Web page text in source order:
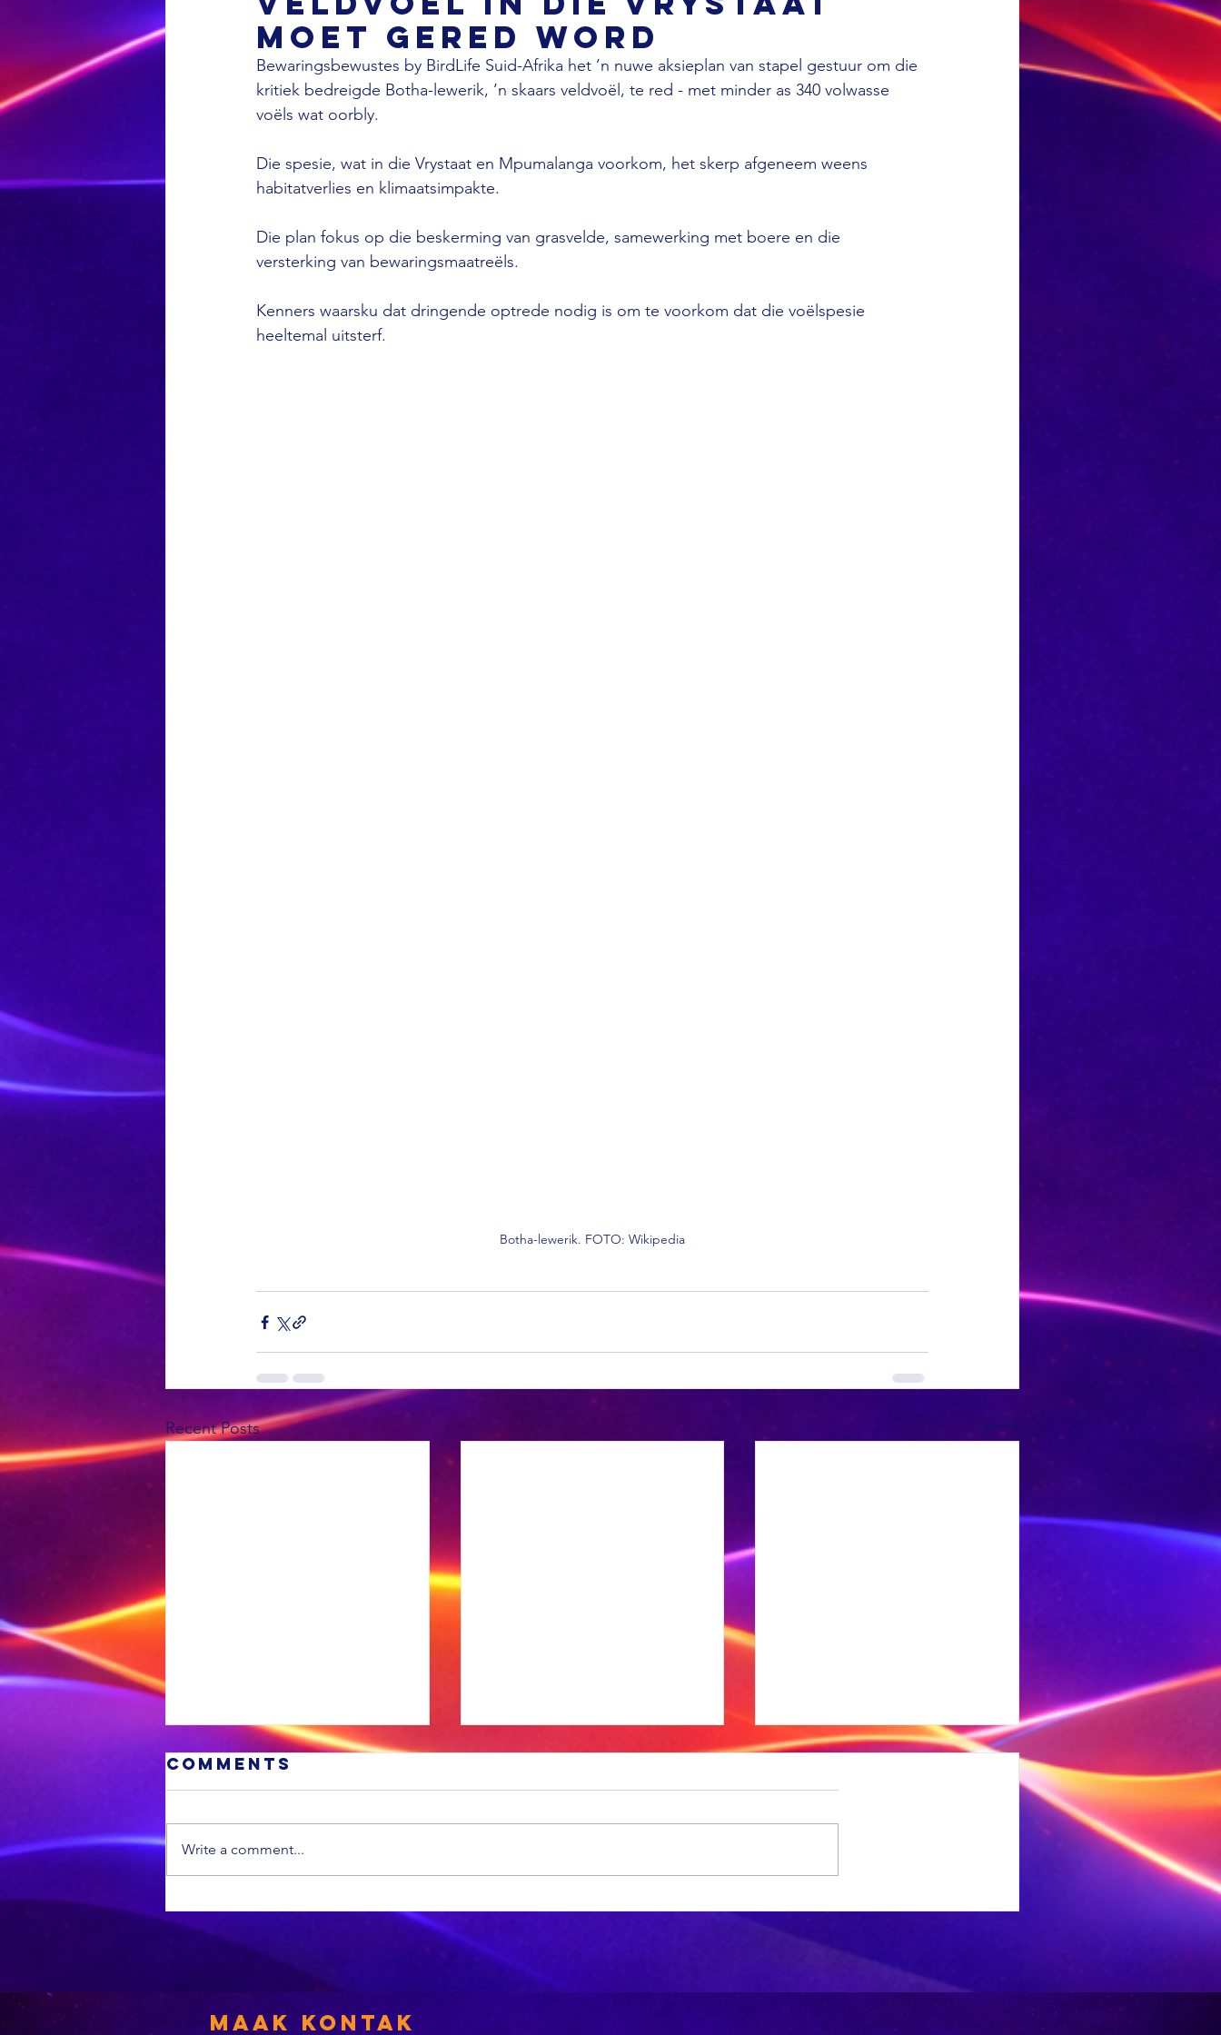
moet gered word
Bewaringsbewustes by BirdLife Suid-Afrika het ’n nuwe aksieplan van stapel gestuur om die
kritiek bedreigde Botha-lewerik, ’n skaars veldvoël, te red - met minder as 340 volwasse
voëls wat oorbly.
Die spesie, wat in die Vrystaat en Mpumalanga voorkom, het skerp afgeneem weens
habitatverlies en klimaatsimpakte.
Die plan fokus op die beskerming van grasvelde, samewerking met boere en die
versterking van bewaringsmaatreëls.
Kenners waarsku dat dringende optrede nodig is om te voorkom dat die voëlspesie
heeltemal uitsterf.
Botha-lewerik. FOTO: Wikipedia
Recent Posts See All
Minder
vuurwapenlisensies
word hernu
Xhariep kry
nuwe
munisipaliteit
burgemeesterskandidate
is deeglik gekeur’
Comments
Write a comment...
Maak Kontak